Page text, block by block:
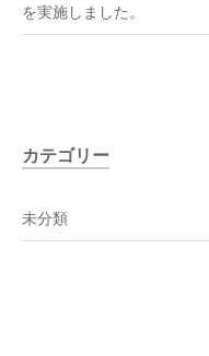
を実施しました。
カテゴリー
未分類